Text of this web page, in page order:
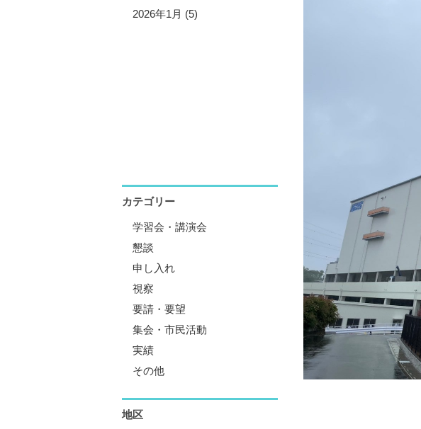
2026年1月 (5)
カテゴリー
学習会・講演会
懇談
申し入れ
視察
要請・要望
集会・市民活動
実績
その他
地区